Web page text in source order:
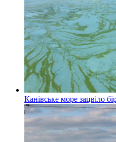
Канівське море зацвіло